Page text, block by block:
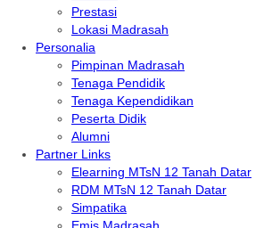
Prestasi
Lokasi Madrasah
Personalia
Pimpinan Madrasah
Tenaga Pendidik
Tenaga Kependidikan
Peserta Didik
Alumni
Partner Links
Elearning MTsN 12 Tanah Datar
RDM MTsN 12 Tanah Datar
Simpatika